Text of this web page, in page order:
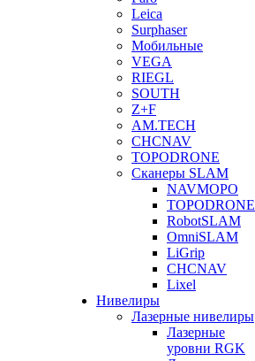
Leica
Surphaser
Мобильные
VEGA
RIEGL
SOUTH
Z+F
AM.TECH
CHCNAV
TOPODRONE
Сканеры SLAM
NAVMOPO
TOPODRONE
RobotSLAM
OmniSLAM
LiGrip
CHCNAV
Lixel
Нивелиры
Лазерные нивелиры
Лазерные
уровни RGK